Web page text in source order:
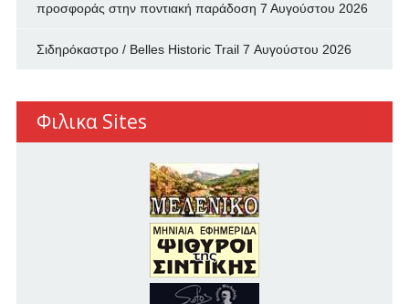
προσφοράς στην ποντιακή παράδοση 7 Αυγούστου 2026
Σιδηρόκαστρο / Belles Historic Trail 7 Αυγούστου 2026
Φιλικα Sites